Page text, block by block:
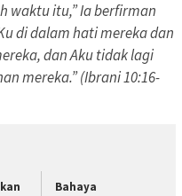
waktu itu,” Ia berfirman
di dalam hati mereka dan
dan Aku tidak lagi
mereka.” (Ibrani 10:16-
Bahaya